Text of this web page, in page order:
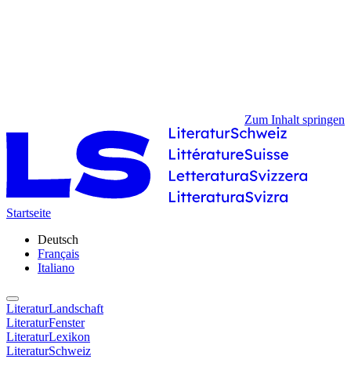
Zum Inhalt springen
Startseite
Deutsch
Français
Italiano
LiteraturLandschaft
LiteraturFenster
LiteraturLexikon
LiteraturSchweiz